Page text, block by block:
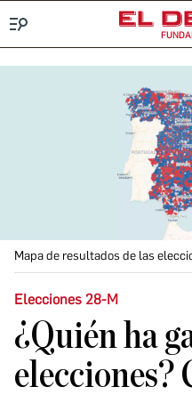
Mapa de resultados de las
Elecciones 28-M
¿Quién ha
elecciones?